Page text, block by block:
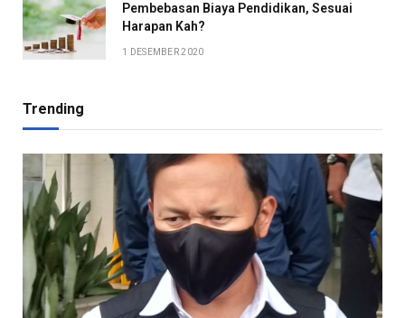
Pembebasan Biaya Pendidikan, Sesuai
Harapan Kah?
1 DESEMBER 2020
Trending